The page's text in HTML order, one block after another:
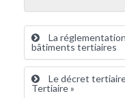
La
bâtiments tertiaires
Le décret
Tertiaire »